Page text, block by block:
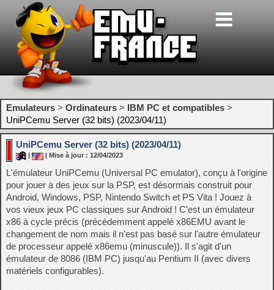
Emulateurs > Ordinateurs > IBM PC et compatibles >
UniPCemu Server (32 bits) (2023/04/11)
UniPCemu Server (32 bits) (2023/04/11)
| Mise à jour : 12/04/2023
L'émulateur UniPCemu (Universal PC emulator), conçu à l'origine
pour jouer à des jeux sur la PSP, est désormais construit pour
Android, Windows, PSP, Nintendo Switch et PS Vita ! Jouez à
vos vieux jeux PC classiques sur Android ! C'est un émulateur
x86 à cycle précis (précédemment appelé x86EMU avant le
changement de nom mais il n'est pas basé sur l'autre émulateur
de processeur appelé x86emu (minuscule)). Il s'agit d'un
émulateur de 8086 (IBM PC) jusqu'au Pentium II (avec divers
matériels configurables).